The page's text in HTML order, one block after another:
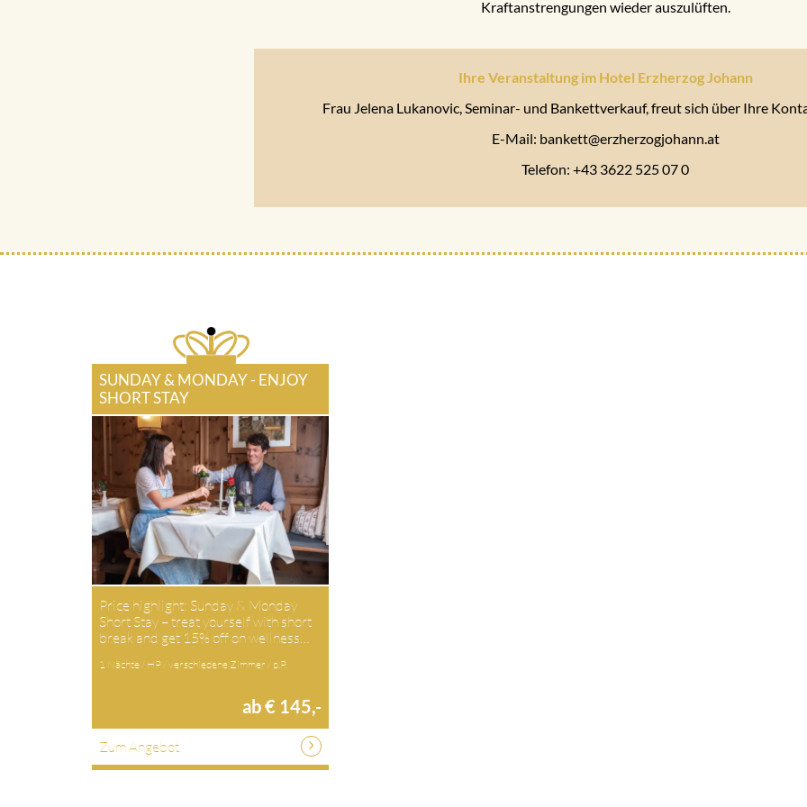
Kraftanstrengungen wieder auszulüften.
Ihre Veranstaltung im Hotel Erzherzog Johann
Frau Jelena Lukanovic, Seminar- und Bankettverkauf, freut sich über Ihre
E-Mail: bankett@erzherzogjohann.at
Telefon: +43 3622 525 07 0
SUNDAY & MONDAY - ENJOY
SHORT STAY
Price highlight: Sunday & Monday
Short Stay – treat yourself with short
break and get 15% off on wellness…
1 Nächte / HP / verschiedene Zimmer / p.P.
ab € 145,-
Zum Angebot